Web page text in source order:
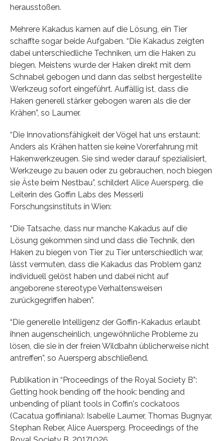
herausstoßen.
Mehrere Kakadus kamen auf die Lösung, ein Tier
schaffte sogar beide Aufgaben. “Die Kakadus zeigten
dabei unterschiedliche Techniken, um die Haken zu
biegen. Meistens wurde der Haken direkt mit dem
Schnabel gebogen und dann das selbst hergestellte
Werkzeug sofort eingeführt. Auffällig ist, dass die
Haken generell stärker gebogen waren als die der
Krähen”, so Laumer.
“Die Innovationsfähigkeit der Vögel hat uns erstaunt:
Anders als Krähen hatten sie keine Vorerfahrung mit
Hakenwerkzeugen. Sie sind weder darauf spezialisiert,
Werkzeuge zu bauen oder zu gebrauchen, noch biegen
sie Äste beim Nestbau”, schildert Alice Auersperg, die
Leiterin des Goffin Labs des Messerli
Forschungsinstituts in Wien:
“Die Tatsache, dass nur manche Kakadus auf die
Lösung gekommen sind und dass die Technik, den
Haken zu biegen von Tier zu Tier unterschiedlich war,
lässt vermuten, dass die Kakadus das Problem ganz
individuell gelöst haben und dabei nicht auf
angeborene stereotype Verhaltensweisen
zurückgegriffen haben”.
“Die generelle Intelligenz der Goffin-Kakadus erlaubt
ihnen augenscheinlich, ungewöhnliche Probleme zu
lösen, die sie in der freien Wildbahn üblicherweise nicht
antreffen”, so Auersperg abschließend.
Publikation in “Proceedings of the Royal Society B”:
Getting hook bending off the hook: bending and
unbending of pliant tools in Coffin's cockatoos
(Cacatua goffiniana): Isabelle Laumer, Thomas Bugnyar,
Stephan Reber, Alice Auersperg. Proceedings of the